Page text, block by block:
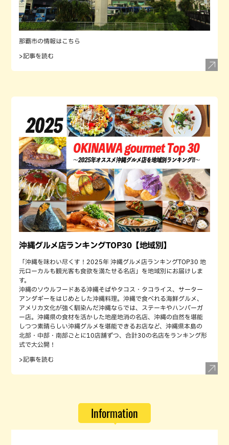
那覇市の情報はこちら
>記事を読む
沖縄グルメ店ランキングTOP30【地域別】
「沖縄を味わい尽くす！2025年 沖縄グルメ店ランキングTOP30 地
元ローカルも観光客も食欲を満たせる名店」を地域別にお届けしま
す。
沖縄のソウルフードある沖縄そばやタコス・タコライス、サーター
アンダギーをはじめとした沖縄料理。沖縄で食べれる海鮮グルメ、
アメリカ文化が強く馴染んだ沖縄ならでは、ステーキやハンバーガ
ー店。沖縄県の食材を活かした地産地消の名店、沖縄の自然を堪能
しつつ素晴らしい沖縄グルメを堪能できるお店など、沖縄県本島の
北部・中部・南部ごとに10店舗ずつ、合計30の名店をランキング形
式で大公開！
>記事を読む
Information